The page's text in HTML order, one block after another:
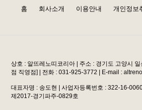
홈 회사소개 이용안내 개인정보
상호 : 알뜨레노띠코리아 | 주소 : 경기도 고양시
점 직영점] | 전화 : 031-925-3772 | E-mail :
대표자명 : 송도현 | 사업자등록번호 : 322-16-
제2017-경기파주-0829호